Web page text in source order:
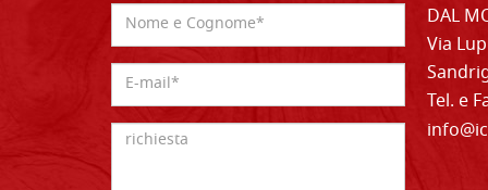
DAL
Via
Tel. e